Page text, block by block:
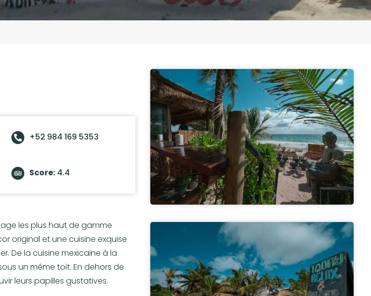
+52 984 169 5353
Score: 4.4
les plus haut de gamme
original et une cuisine exquise
De la cuisine mexicaine à la
un même toit. En dehors de
leurs papilles gustatives.